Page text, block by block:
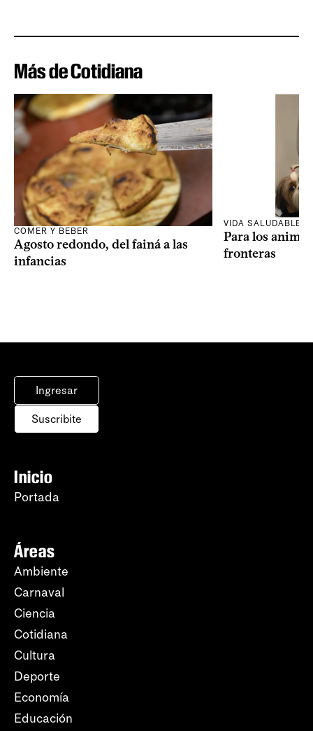
Más de Cotidiana
COMER Y BEBER
Agosto redondo, del fainá a las
infancias
VIDA SALUDABLE
Para los
fronteras
Ingresar
Suscribite
Inicio
Portada
Áreas
Ambiente
Carnaval
Ciencia
Cotidiana
Cultura
Deporte
Economía
Educación